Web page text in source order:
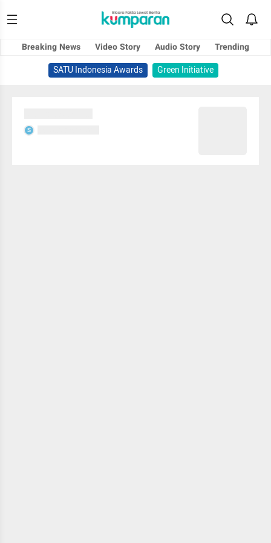
Breaking News Video Story Audio Story
Trending
SATU Indonesia Awards
Green Initiative
S